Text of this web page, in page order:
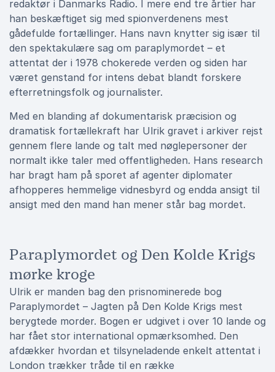
redaktør i Danmarks Radio. I mere end tre årtier har
han beskæftiget sig med spionverdenens mest
gådefulde fortællinger. Hans navn knytter sig især til
den spektakulære sag om paraplymordet – et
attentat der i 1978 chokerede verden og siden har
været genstand for intens debat blandt forskere
efterretningsfolk og journalister.
Med en blanding af dokumentarisk præcision og
dramatisk fortællekraft har Ulrik gravet i arkiver rejst
gennem flere lande og talt med nøglepersoner der
normalt ikke taler med offentligheden. Hans research
har bragt ham på sporet af agenter diplomater
afhopperes hemmelige vidnesbyrd og endda ansigt til
ansigt med den mand han mener står bag mordet.
Paraplymordet og Den Kolde Krigs
mørke kroge
Ulrik er manden bag den prisnominerede bog
Paraplymordet – Jagten på Den Kolde Krigs mest
berygtede morder. Bogen er udgivet i over 10 lande og
har fået stor international opmærksomhed. Den
afdækker hvordan et tilsyneladende enkelt attentat i
London trækker tråde til en række